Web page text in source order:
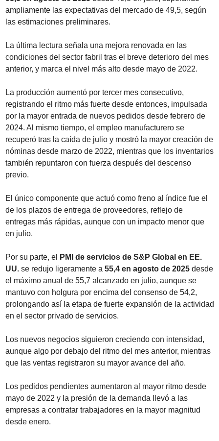
ampliamente las expectativas del mercado de 49,5, según
las estimaciones preliminares.
La última lectura señala una mejora renovada en las
condiciones del sector fabril tras el breve deterioro del mes
anterior, y marca el nivel más alto desde mayo de 2022.
La producción aumentó por tercer mes consecutivo,
registrando el ritmo más fuerte desde entonces, impulsada
por la mayor entrada de nuevos pedidos desde febrero de
2024. Al mismo tiempo, el empleo manufacturero se
recuperó tras la caída de julio y mostró la mayor creación de
nóminas desde marzo de 2022, mientras que los inventarios
también repuntaron con fuerza después del descenso
previo.
El único componente que actuó como freno al índice fue el
de los plazos de entrega de proveedores, reflejo de
entregas más rápidas, aunque con un impacto menor que
en julio.
Por su parte, el
PMI de servicios de S&P Global en EE.
UU. se redujo ligeramente a 55,4 en agosto de 2025 desde
el máximo anual de 55,7 alcanzado en julio, aunque se
mantuvo con holgura por encima del consenso de 54,2,
prolongando así la etapa de fuerte expansión de la actividad
en el sector privado de servicios.
Los nuevos negocios siguieron creciendo con intensidad,
aunque algo por debajo del ritmo del mes anterior, mientras
que las ventas registraron su mayor avance del año.
Los pedidos pendientes aumentaron al mayor ritmo desde
mayo de 2022 y la presión de la demanda llevó a las
empresas a contratar trabajadores en la mayor magnitud
desde enero.